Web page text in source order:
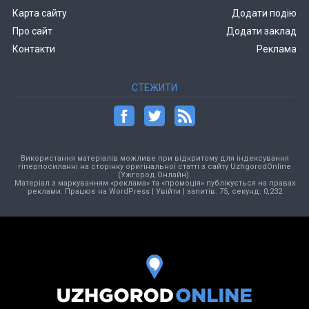
Карта сайту
Про сайт
Контакти
Додати подію
Додати заклад
Реклама
СТЕЖИТИ
Використання матеріалів можливе при відкритому для індексування
гіперпосиланні на сторінку оригінальної статті з сайту UzhgorodOnline
(Ужгород Онлайн).
Матеріал з маркуванням «реклама» та «промоція» публікується на правах
реклами. Працює на WordPress| Увійти | запитів: 75, секунд: 0,232